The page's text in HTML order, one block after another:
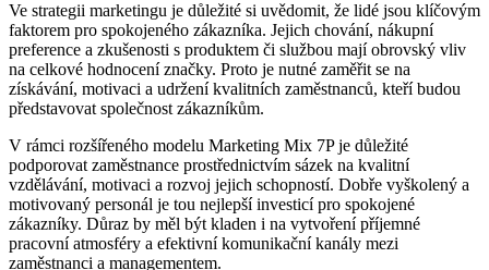
Ve strategii marketingu je důležité si uvědomit, že⁢ lidé ⁣jsou ⁤klíčovým
faktorem pro spokojeného zákazníka. Jejich chování, nákupní
preference a zkušenosti s produktem či službou mají obrovský vliv
na celkové hodnocení značky. Proto je nutné zaměřit⁢ se na
získávání, motivaci a udržení kvalitních zaměstnanců, kteří budou
představovat společnost zákazníkům.
V rámci rozšířeného modelu​ Marketing‍ Mix 7P je důležité
podporovat zaměstnance prostřednictvím sázek na kvalitní
vzdělávání, motivaci a rozvoj jejich schopností. Dobře vyškolený a
motivovaný personál je tou nejlepší investicí pro spokojené
zákazníky. Důraz by měl ‌být kladen i na vytvoření příjemné
pracovní atmosféry a efektivní komunikační kanály mezi
zaměstnanci a⁤ managementem.